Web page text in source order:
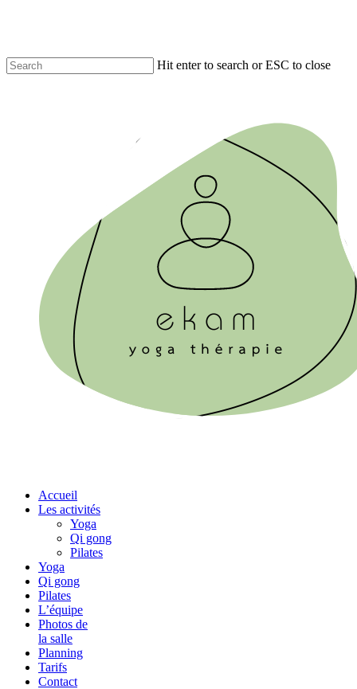
content
Hit enter to search or ESC to close
Menu
Accueil
Les activités
Yoga
Qi gong
Pilates
Yoga
Qi gong
Pilates
L’équipe
Photos de
la salle
Planning
Tarifs
Contact